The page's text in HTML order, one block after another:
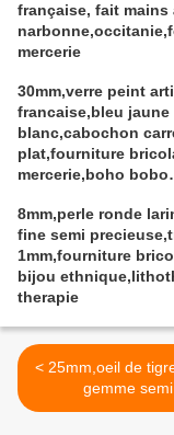
française, fait mains
mercerie
30mm,verre peint
francaise,bleu jaune
blanc,cabochon
plat,fourniture
mercerie,boho bobo
portable,soutenir l
audois,sud de
8mm,perle ronde
fine semi
1mm,fourniture
bijou
therapie
< 25mm,oeil de tigre,pierre
gemme semi